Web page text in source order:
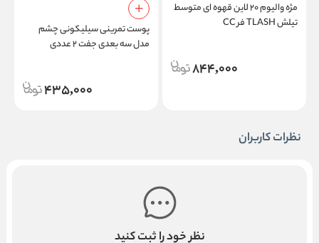
مژه والیوم ۲۰ لاین قهوه ای متوسط
تیلش TLASH فر CC
844,000
پوست تمرینی سیلیکونی چشم
مدل سه بعدی جفت ۲ عددی
435,000
نظرات کاربران
نظر خود را ثبت کنید